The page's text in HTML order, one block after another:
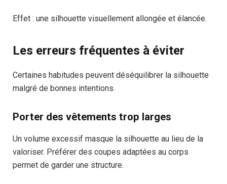
Effet : une silhouette visuellement allongée et élancée.
Les erreurs fréquentes à éviter
Certaines habitudes peuvent déséquilibrer la silhouette
malgré de bonnes intentions.
Porter des vêtements trop larges
Un volume excessif masque la silhouette au lieu de la
valoriser. Préférer des coupes adaptées au corps
permet de garder une structure.